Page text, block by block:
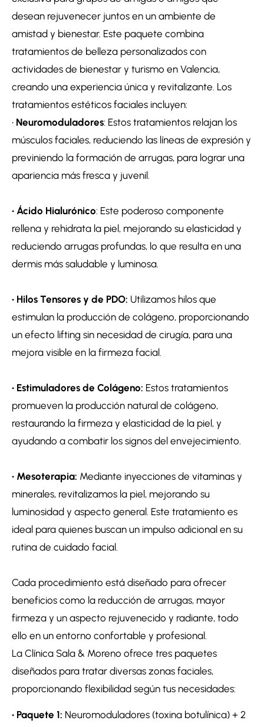
desean rejuvenecer juntos en un ambiente de
amistad y bienestar. Este paquete combina
tratamientos de belleza personalizados con
actividades de bienestar y turismo en Valencia,
creando una experiencia única y revitalizante. Los
tratamientos estéticos faciales incluyen:
• Neuromoduladores: Estos tratamientos relajan los
músculos faciales, reduciendo las líneas de expresión y
previniendo la formación de arrugas, para lograr una
apariencia más fresca y juvenil.
• Ácido Hialurónico: Este poderoso componente
rellena y rehidrata la piel, mejorando su elasticidad y
reduciendo arrugas profundas, lo que resulta en una
dermis más saludable y luminosa.
• Hilos Tensores y de PDO: Utilizamos hilos que
estimulan la producción de colágeno, proporcionando
un efecto lifting sin necesidad de cirugía, para una
mejora visible en la firmeza facial.
• Estimuladores de Colágeno: Estos tratamientos
promueven la producción natural de colágeno,
restaurando la firmeza y elasticidad de la piel, y
ayudando a combatir los signos del envejecimiento.
• Mesoterapia: Mediante inyecciones de vitaminas y
minerales, revitalizamos la piel, mejorando su
luminosidad y aspecto general. Este tratamiento es
ideal para quienes buscan un impulso adicional en su
rutina de cuidado facial.
Cada procedimiento está diseñado para ofrecer
beneficios como la reducción de arrugas, mayor
firmeza y un aspecto rejuvenecido y radiante, todo
ello en un entorno confortable y profesional.
La Clínica Sala & Moreno ofrece tres paquetes
diseñados para tratar diversas zonas faciales,
proporcionando flexibilidad según tus necesidades:
• Paquete 1: Neuromoduladores (toxina botulínica) + 2